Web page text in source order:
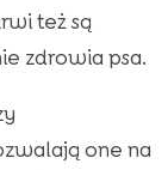
też są
zdrowia psa.
one na